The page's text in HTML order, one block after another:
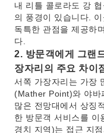
내 리틀 콜로라도 강
의 풍경이 있습니다.
독특한 관점을 제공하
다.
2. 방문객에게 그랜
장자리의 주요 차이
서쪽 가장자리는 가장
(Mather Point)와 야바
많은 전망대에서 상징
한 방문객 서비스를 이
경치 지역)는 접근 지